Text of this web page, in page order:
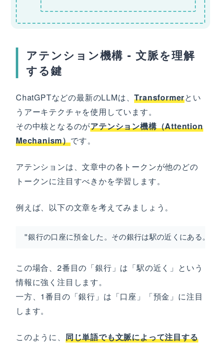
アテンション機構 - 文脈を理解
する鍵
ChatGPTなどの最新のLLMは、Transformerとい
うアーキテクチャを使用しています。
その中核となるのがアテンション機構（Attention
Mechanism）です。
アテンションは、文章中の各トークンが他のどの
トークンに注目すべきかを学習します。
例えば、以下の文章を考えてみましょう。
"銀行の口座に預金した。その銀行は駅の近くにある。"
この場合、2番目の「銀行」は「駅の近く」という
情報に強く注目します。
一方、1番目の「銀行」は「口座」「預金」に注目
します。
このように、 同じ単語でも文脈によって注目する